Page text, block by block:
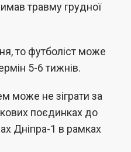
травму грудної
то футболіст може
5-6 тижнів.
може не зіграти за
поєдинках до
Дніпра-1 в рамках